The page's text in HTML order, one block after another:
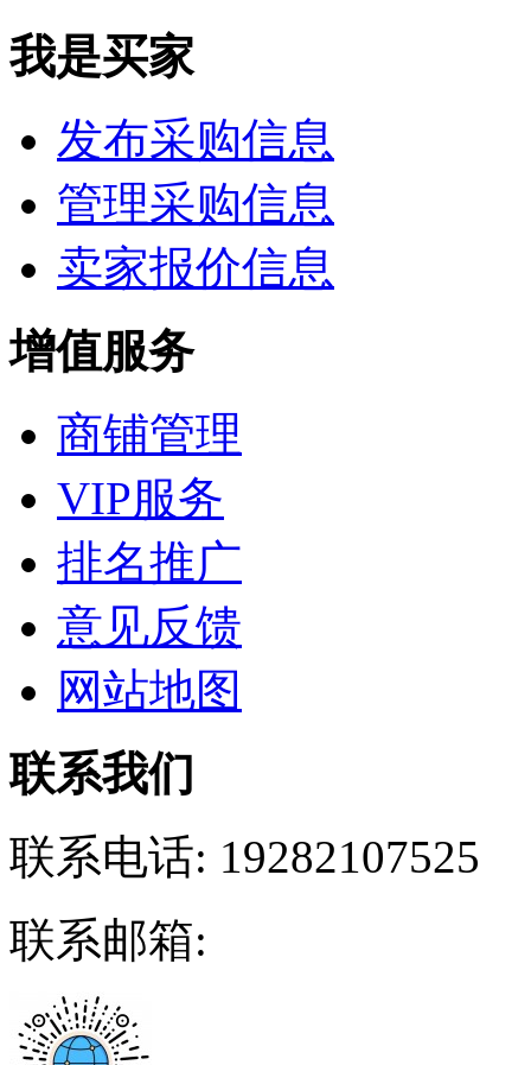
我是买家
发布采购信息
管理采购信息
卖家报价信息
增值服务
商铺管理
VIP服务
排名推广
意见反馈
网站地图
联系我们
联系电话: 19282107525
联系邮箱: